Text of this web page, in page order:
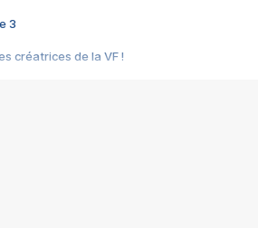
3
créatrices de la VF !